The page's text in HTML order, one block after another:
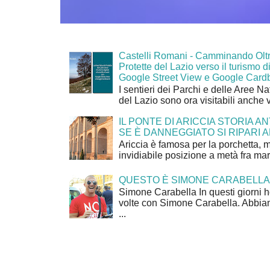
Castelli Romani - Camminando
Protette del Lazio verso il turismo
Google Street View e Google
I sentieri dei Parchi e delle Aree
del Lazio sono ora visitabili anche
IL PONTE DI ARICCIA STORIA
SE È DANNEGGIATO SI RIPARI
Ariccia è famosa per la porchetta,
invidiabile posizione a metà fra
QUESTO È SIMONE CARABELLA
Simone Carabella In questi giorni
volte con Simone Carabella.
...